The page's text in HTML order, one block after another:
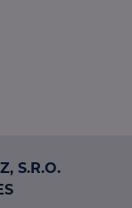
S.R.O.